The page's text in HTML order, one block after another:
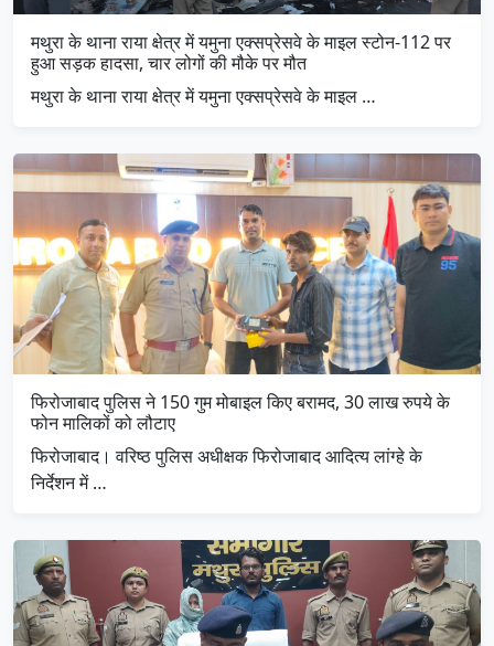
मथुरा के थाना राया क्षेत्र में यमुना एक्सप्रेसवे के माइल स्टोन-112 पर
हुआ सड़क हादसा, चार लोगों की मौके पर मौत
मथुरा के थाना राया क्षेत्र में यमुना एक्सप्रेसवे के माइल …
फिरोजाबाद पुलिस ने 150 गुम मोबाइल किए बरामद, 30 लाख रुपये के
फोन मालिकों को लौटाए
फिरोजाबाद। वरिष्ठ पुलिस अधीक्षक फिरोजाबाद आदित्य लांग्हे के
निर्देशन में …